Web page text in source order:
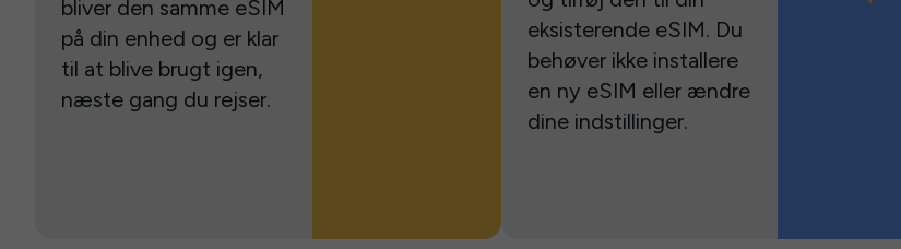
bliver den samme eSIM
på din enhed og er klar
til at blive brugt igen,
næste gang du rejser.
eksisterende eSIM. Du
behøver ikke installere
en ny eSIM eller ændre
dine indstillinger.